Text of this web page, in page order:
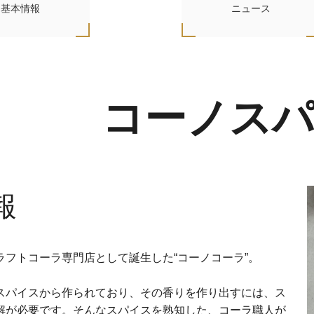
基本情報 ニュース
コーノス
トコーラ専門店として誕生した“コーノコーラ”。
パイスから作られており、その香りを作り出すには、ス
が必要です。そんなスパイスを熟知した、コーラ職人が